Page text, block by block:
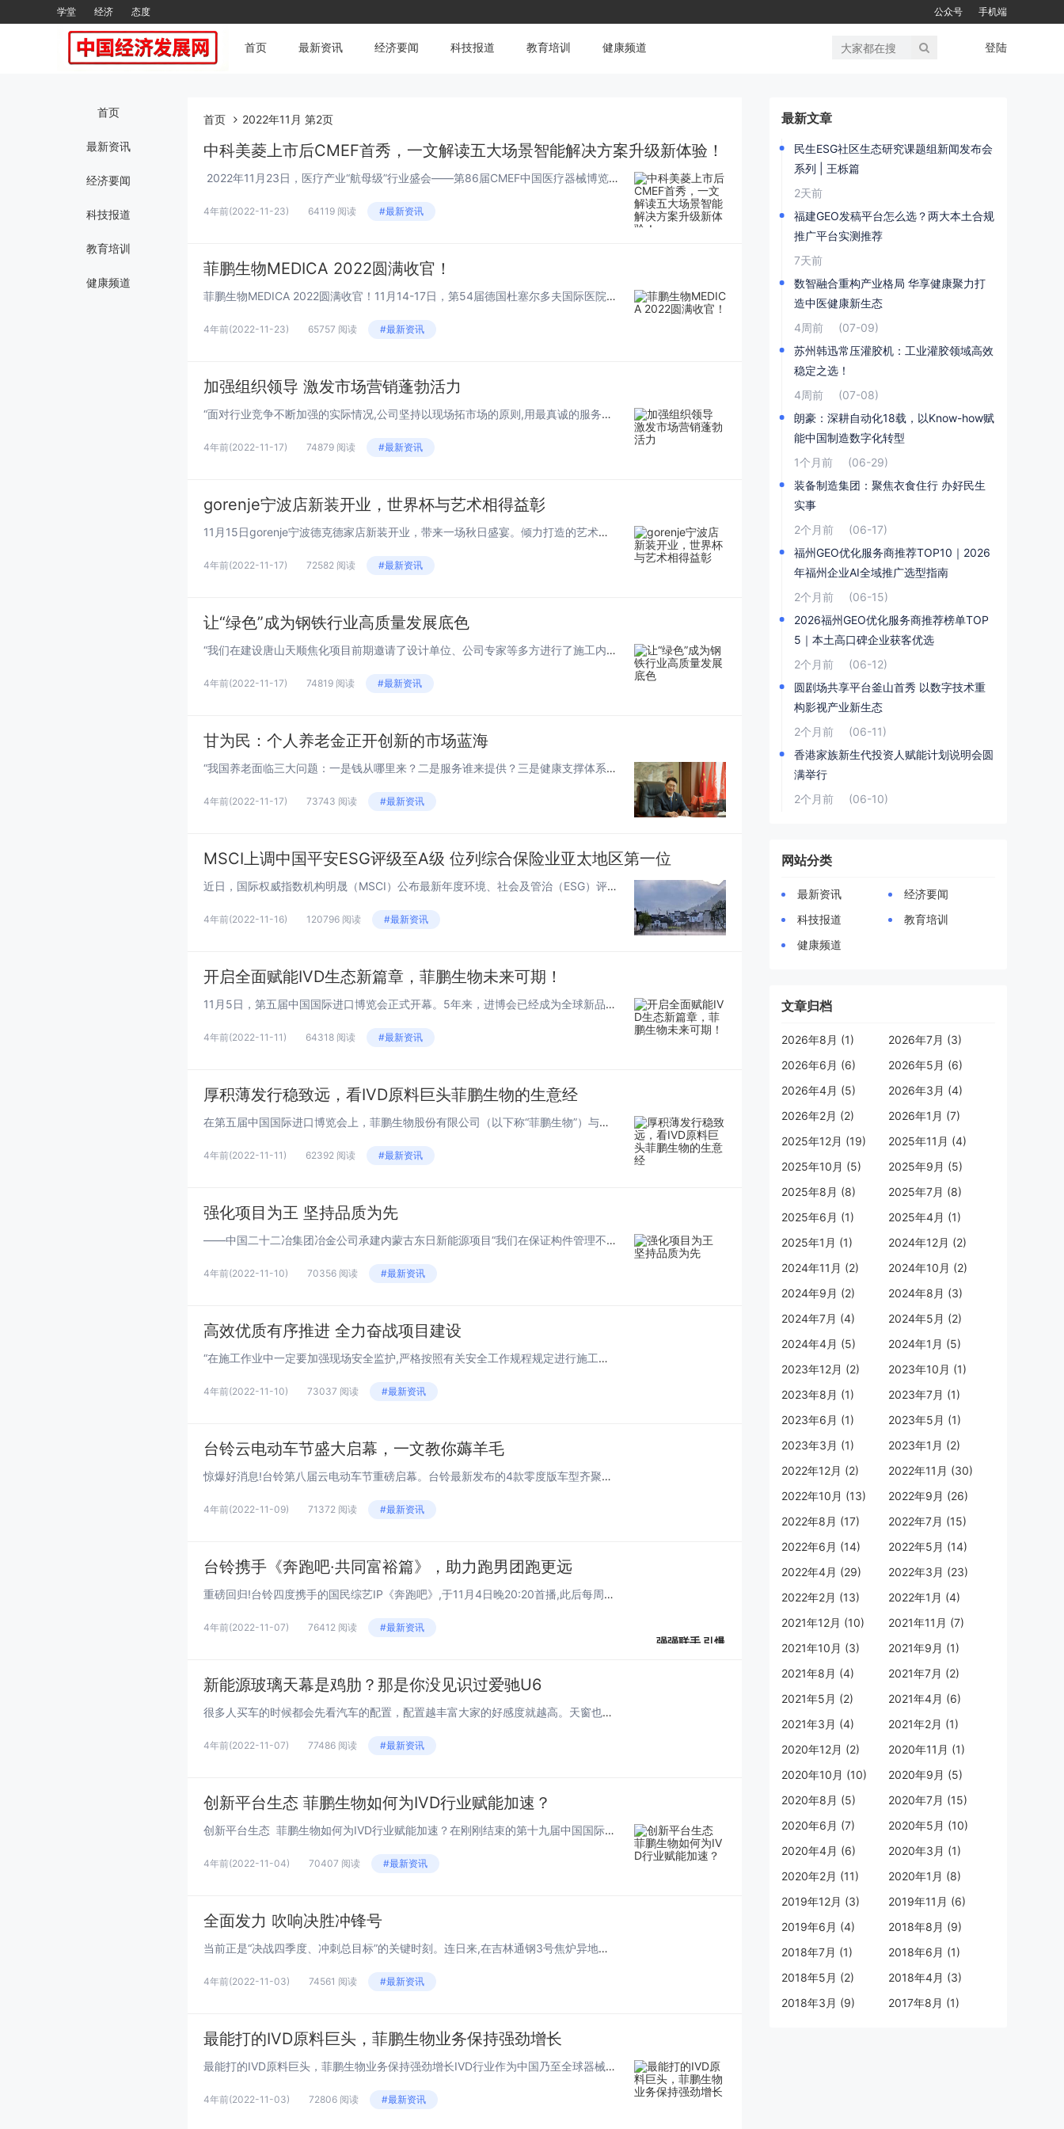
学堂 经济 态度 公众号 手机端
首页 最新资讯 经济要闻 科技报道 教育培训 健康频道 登陆
首页
最新资讯
经济要闻
科技报道
教育培训
健康频道
首页 2022年11月 第2页
中科美菱上市后CMEF首秀，一文解读五大场景智能解决方案升级新体验！
2022年11月23日，医疗产业“航母级”行业盛会——第86届CMEF中国医疗器械博览会（以下简称CMEF）在中国深圳国际会展中心火热开启！中科美菱于今年10月上市后首次亮相CMEF！近两百平智能化展位呈现全新五大安全场景解决方...
4年前(2022-11-23) 64119 阅读 #最新资讯
菲鹏生物MEDICA 2022圆满收官！
菲鹏生物MEDICA 2022圆满收官！11月14-17日，第54届德国杜塞尔多夫国际医院及医疗设备用品展览会（MEDICA 2022）在莱茵河畔隆重召开，全球5000多家企业齐聚于此，共享这场世界顶级医疗盛宴！凭借在IVD领域深厚的研发经...
4年前(2022-11-23) 65757 阅读 #最新资讯
加强组织领导 激发市场营销蓬勃活力
“面对行业竞争不断加强的实际情况,公司坚持以现场拓市场的原则,用最真诚的服务彰显企业格局;以月度、年度、竣工绩效考核为手段,不断加大市场开拓力度以提升市场占有率。”中国二十二冶集团冶金公司总经理说道。在工作中,该公司从加强组织领导、拓展营销...
4年前(2022-11-17) 74879 阅读 #最新资讯
gorenje宁波店新装开业，世界杯与艺术相得益彰
11月15日gorenje宁波德克德家店新装开业，带来一场秋日盛宴。倾力打造的艺术厨房品鉴会，在世界杯赛事的热情浸染下，尽享红酒与美食间的相得益彰。11月是干燥微凉的气候，与三五好友相约同乐正当时。红酒本身就是一件鲜活的艺术品，在鼻息和唇齿...
4年前(2022-11-17) 72582 阅读 #最新资讯
让“绿色”成为钢铁行业高质量发展底色
“我们在建设唐山天顺焦化项目前期邀请了设计单位、公司专家等多方进行了施工内容会审,力求达到‘干一个项目,树一座丰碑’。”承建方中国二十二冶集团冶金公司项目总工说道。目前,项目3号焦炉第一孔焦炭推出,标志着项目向全线竣工投产迈出坚实一步。据了...
4年前(2022-11-17) 74819 阅读 #最新资讯
甘为民：个人养老金正开创新的市场蓝海
“我国养老面临三大问题：一是钱从哪里来？二是服务谁来提供？三是健康支撑体系由谁来构建？其中‘养老钱从哪里来’是最首要、最迫切的问题。”11月10日，在《中国银行保险报》主办的2022第三届中国寿险业转型发展峰会上，平安养老险党委书记、董事长...
4年前(2022-11-17) 73743 阅读 #最新资讯
MSCI上调中国平安ESG评级至A级 位列综合保险业亚太地区第一位
近日，国际权威指数机构明晟（MSCI）公布最新年度环境、社会及管治（ESG）评级结果。凭借在ESG方面的优异管理表现，中国平安MSCI-ESG评级被上调至A级，位列综合保险行业亚太地区第一位。MSCI评级报告显示，此次将中国平安评级调升至A...
4年前(2022-11-16) 120796 阅读 #最新资讯
开启全面赋能IVD生态新篇章，菲鹏生物未来可期！
11月5日，第五届中国国际进口博览会正式开幕。5年来，进博会已经成为全球新品首发地、前沿技术首选地、创新服务首推地。通过这一平台，国际企业走进来，中国企业走出去。本届进博会上作为新时代行业——生物医疗产业展台吸引了不少参观者前来咨询。近年来...
4年前(2022-11-11) 64318 阅读 #最新资讯
厚积薄发行稳致远，看IVD原料巨头菲鹏生物的生意经
在第五届中国国际进口博览会上，菲鹏生物股份有限公司（以下称“菲鹏生物”）与罗氏诊断中国（以下称“罗氏诊断”）宣布达成战略合作。双方将在原料产品技术服务及分子诊断领域展开深度合作，充分整合各自资源和优势，共同开发和优化基于本土化需求的整体解决...
4年前(2022-11-11) 62392 阅读 #最新资讯
强化项目为王 坚持品质为先
——中国二十二冶集团冶金公司承建内蒙古东日新能源项目“我们在保证构件管理不出差错的基础上,加足马力推进制作厂对构件的加工进度,保证构件‘上阵’供应及时。”中国二十二冶集团冶金公司内蒙古东日新能源项目经理说道。在工程建设中,该项目部积极协调施...
4年前(2022-11-10) 70356 阅读 #最新资讯
高效优质有序推进 全力奋战项目建设
“在施工作业中一定要加强现场安全监护,严格按照有关安全工作规程规定进行施工。”近日,在内蒙古东日新能源项目尾项工程推进会上,承建方中国二十二冶集团冶金公司项目负责人强调道。为加强冬季施工安全管控,确保年末施工安全和人身安全,东日新能源项目部...
4年前(2022-11-10) 73037 阅读 #最新资讯
台铃云电动车节盛大启幕，一文教你薅羊毛
惊爆好消息!台铃第八届云电动车节重磅启幕。台铃最新发布的4款零度版车型齐聚亮相,重磅让利成行业11月最值得参与的购车盛会。台铃云电动车节知多少?台铃云电动车节最初因国家核心省电专利云动力系统而得名,而云动力系统是台铃“跑得更远”这一品牌定位...
4年前(2022-11-09) 71372 阅读 #最新资讯
台铃携手《奔跑吧·共同富裕篇》，助力跑男团跑更远
重磅回归!台铃四度携手的国民综艺IP《奔跑吧》,于11月4日晚20:20首播,此后每周五晚固定时间,将在浙江卫视及腾讯视频等平台上线播出!台铃将以浙江卫视《奔跑吧·共同富裕篇》节目官方指定电动车,以及腾讯视频《奔跑吧·共同富裕篇》网络总冠名...
4年前(2022-11-07) 76412 阅读 #最新资讯
收视第一的宝座。
新一季的开始,不仅
及产品曝光,再度提
升台铃的品牌势能,
新能源玻璃天幕是鸡肋？那是你没见识过爱驰U6
很多人买车的时候都会先看汽车的配置，配置越丰富大家的好感度就越高。天窗也是汽车上非常重要的一个配置，以前天窗只出现在高端车型，但伴随着新能源汽车的崛起，现在天窗几乎成为新能源汽车的标配。而有一个造车新势力将这一配置的设计、体验进行了全面升阶...
4年前(2022-11-07) 77486 阅读 #最新资讯
创新平台生态 菲鹏生物如何为IVD行业赋能加速？
创新平台生态 菲鹏生物如何为IVD行业赋能加速？在刚刚结束的第十九届中国国际检验医学暨输血仪器试剂博览会（CACLP）上，菲鹏生物全方位展示了优秀的IVD试剂核心原料、试剂解决方案和开放仪器平台全产品线，获得全场关注。期间，菲鹏...
4年前(2022-11-04) 70407 阅读 #最新资讯
全面发力 吹响决胜冲锋号
当前正是“决战四季度、冲刺总目标”的关键时刻。连日来,在吉林通钢3号焦炉异地等量置换节能升级改造项目的施工现场,一线建设者干得热火朝天,兢兢业业坚守岗位,抢工期、抓进度,以时不我待、只争朝夕的精神,全力全速推进项目建设,奋力冲刺全年目标任务...
4年前(2022-11-03) 74561 阅读 #最新资讯
最能打的IVD原料巨头，菲鹏生物业务保持强劲增长
最能打的IVD原料巨头，菲鹏生物业务保持强劲增长IVD行业作为中国乃至全球器械领域的第一大细分，尽管中下游有加速内卷趋势，但上游对于国产玩家来说仍然是一片“处女地”。2019年，我国IVD原料市场中进口产品市场份额为88%，有机构预计国产I...
4年前(2022-11-03) 72806 阅读 #最新资讯
最新文章
民生ESG社区生态研究课题组新闻发布会
系列 | 王栎篇
2天前
福建GEO发稿平台怎么选？两大本土合规
推广平台实测推荐
7天前
数智融合重构产业格局 华享健康聚力打
造中医健康新生态
4周前
(07-09)
苏州韩迅常压灌胶机：工业灌胶领域高效
稳定之选！
4周前
(07-08)
朗豪：深耕自动化18载，以Know-how赋
能中国制造数字化转型
1个月前
(06-29)
装备制造集团：聚焦衣食住行 办好民生
实事
2个月前
(06-17)
福州GEO优化服务商推荐TOP10｜2026
年福州企业AI全域推广选型指南
2个月前
(06-15)
2026福州GEO优化服务商推荐榜单TOP
5｜本土高口碑企业获客优选
2个月前
(06-12)
圆剧场共享平台釜山首秀 以数字技术重
构影视产业新生态
2个月前
(06-11)
香港家族新生代投资人赋能计划说明会圆
满举行
2个月前
(06-10)
网站分类
最新资讯
经济要闻
科技报道
教育培训
健康频道
文章归档
2026年8月 (1)
2026年7月 (3)
2026年6月 (6)
2026年5月 (6)
2026年4月 (5)
2026年3月 (4)
2026年2月 (2)
2026年1月 (7)
2025年12月 (19)
2025年11月 (4)
2025年10月 (5)
2025年9月 (5)
2025年8月 (8)
2025年7月 (8)
2025年6月 (1)
2025年4月 (1)
2025年1月 (1)
2024年12月 (2)
2024年11月 (2)
2024年10月 (2)
2024年9月 (2)
2024年8月 (3)
2024年7月 (4)
2024年5月 (2)
2024年4月 (5)
2024年1月 (5)
2023年12月 (2)
2023年10月 (1)
2023年8月 (1)
2023年7月 (1)
2023年6月 (1)
2023年5月 (1)
2023年3月 (1)
2023年1月 (2)
2022年12月 (2)
2022年11月 (30)
2022年10月 (13)
2022年9月 (26)
2022年8月 (17)
2022年7月 (15)
2022年6月 (14)
2022年5月 (14)
2022年4月 (29)
2022年3月 (23)
2022年2月 (13)
2022年1月 (4)
2021年12月 (10)
2021年11月 (7)
2021年10月 (3)
2021年9月 (1)
2021年8月 (4)
2021年7月 (2)
2021年5月 (2)
2021年4月 (6)
2021年3月 (4)
2021年2月 (1)
2020年12月 (2)
2020年11月 (1)
2020年10月 (10)
2020年9月 (5)
2020年8月 (5)
2020年7月 (15)
2020年6月 (7)
2020年5月 (10)
2020年4月 (6)
2020年3月 (1)
2020年2月 (11)
2020年1月 (8)
2019年12月 (3)
2019年11月 (6)
2019年6月 (4)
2018年8月 (9)
2018年7月 (1)
2018年6月 (1)
2018年5月 (2)
2018年4月 (3)
2018年3月 (9)
2017年8月 (1)